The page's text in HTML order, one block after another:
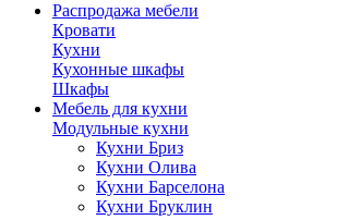
Распродажа мебели
Кровати
Кухни
Кухонные шкафы
Шкафы
Мебель для кухни
Модульные кухни
Кухни Бриз
Кухни Олива
Кухни Барселона
Кухни Бруклин